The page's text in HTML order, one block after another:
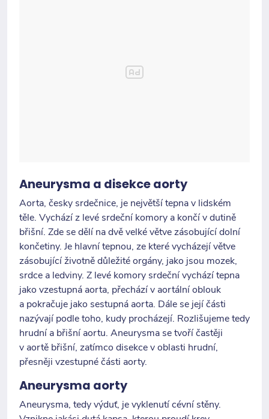
Aneurysma a disekce aorty
Aorta, česky srdečnice, je největší tepna v lidském
těle. Vychází z levé srdeční komory a končí v dutině
břišní. Zde se dělí na dvě velké větve zásobující dolní
končetiny. Je hlavní tepnou, ze které vycházejí větve
zásobující životně důležité orgány, jako jsou mozek,
srdce a ledviny. Z levé komory srdeční vychází tepna
jako vzestupná aorta, přechází v aortální oblouk
a pokračuje jako sestupná aorta. Dále se její části
nazývají podle toho, kudy procházejí. Rozlišujeme tedy
hrudní a břišní aortu. Aneurysma se tvoří častěji
v aortě břišní, zatímco disekce v oblasti hrudní,
přesněji vzestupné části aorty.
Aneurysma aorty
Aneurysma, tedy výduť, je vyklenutí cévní stěny.